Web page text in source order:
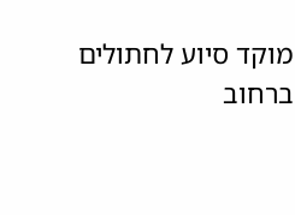
מוקד סיוע לחתולים
ברחוב